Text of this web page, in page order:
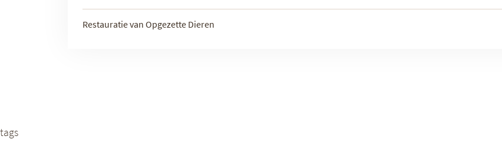
Restauratie van Opgezette Dieren
tags